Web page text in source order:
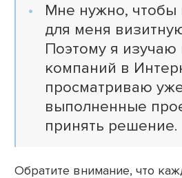
Мне нужно, чтобы
для меня
Поэтому я
компаний в
просматриваю
выполненные
принять решение.
Обратите внимание, что